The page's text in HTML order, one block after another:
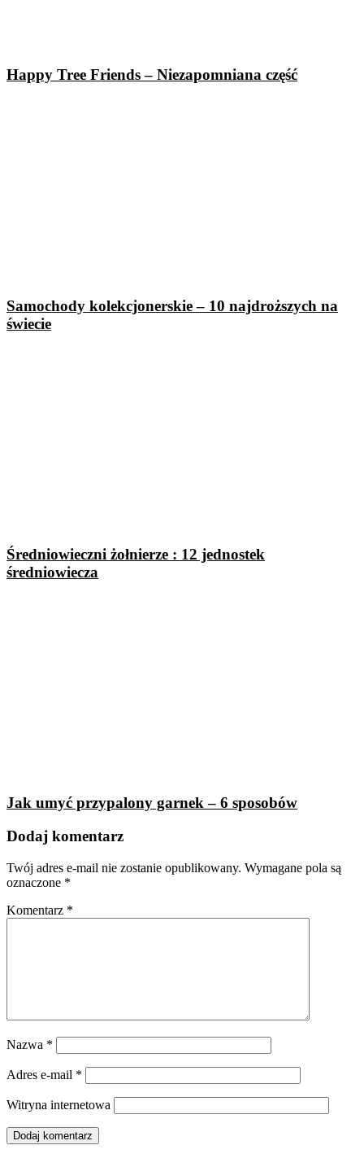
Happy Tree Friends – Niezapomniana część
Samochody kolekcjonerskie – 10 najdroższych na
świecie
Średniowieczni żołnierze : 12 jednostek
średniowiecza
Jak umyć przypalony garnek – 6 sposobów
Dodaj komentarz
Twój adres e-mail nie zostanie opublikowany. Wymagane pola są
oznaczone *
Komentarz *
Nazwa *
Adres e-mail *
Witryna internetowa